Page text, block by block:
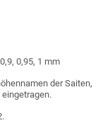
0,95, 1 mm
der Saiten,